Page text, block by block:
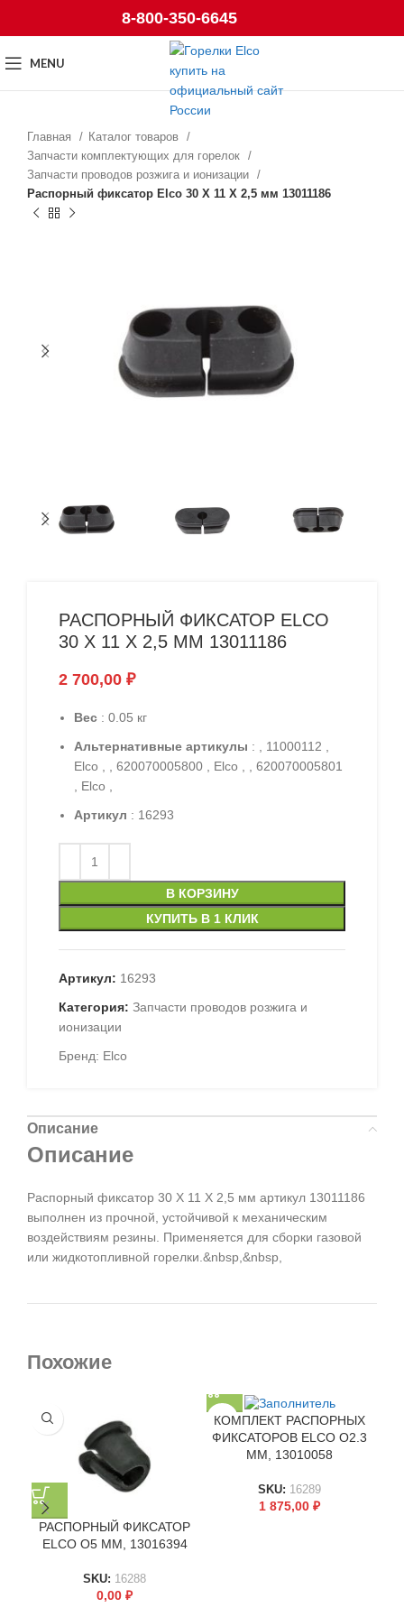
8-800-350-6645
MENU
Главная
Каталог товаров
Запчасти комплектующих для горелок
Запчасти проводов розжига и ионизации
Распорный фиксатор Elco 30 X 11 X 2,5 мм 13011186
РАСПОРНЫЙ ФИКСАТОР ELCO
30 X 11 X 2,5 ММ 13011186
2 700,00 ₽
Вес : 0.05 кг
Альтернативные артикулы : , 11000112 ,
Elco , , 620070005800 , Elco , , 620070005801
, Elco ,
Артикул : 16293
В КОРЗИНУ
КУПИТЬ В 1 КЛИК
Артикул: 16293
Категория: Запчасти проводов розжига и
ионизации
Бренд: Elco
Описание
Описание
Распорный фиксатор 30 X 11 X 2,5 мм артикул 13011186
выполнен из прочной, устойчивой к механическим
воздействиям резины. Применяется для сборки газовой
или жидкотопливной горелки.&nbsp,&nbsp,
Похожие
РАСПОРНЫЙ ФИКСАТОР
ELCO O5 ММ, 13016394
SKU: 16288
0,00 ₽
КОМПЛЕКТ РАСПОРНЫХ
ФИКСАТОРОВ ELCO O2.3
ММ, 13010058
SKU: 16289
1 875,00 ₽